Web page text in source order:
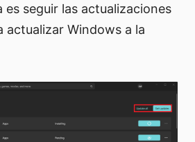
es seguir las actualizaciones
actualizar Windows a la